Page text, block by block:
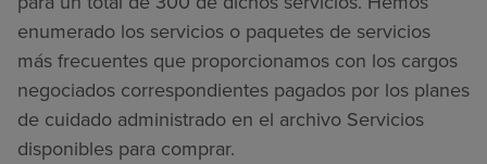
enumerado los servicios o paquetes de servicios
más frecuentes que proporcionamos con los cargos
negociados correspondientes pagados por los planes
de cuidado administrado en el archivo Servicios
disponibles para comprar.